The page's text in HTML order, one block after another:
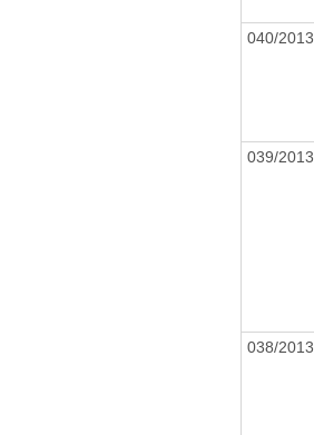
040/2013
039/2013
038/2013